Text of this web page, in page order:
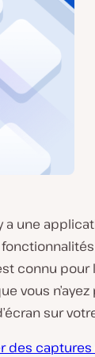
a une
connu
vous
sur
des captures